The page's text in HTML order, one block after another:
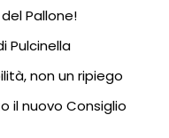
Pallone!
Pulcinella
non un ripiego
il nuovo Consiglio